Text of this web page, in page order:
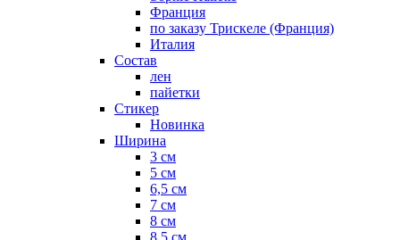
Франция
по заказу Трискеле (Франция)
Италия
Состав
лен
пайетки
Стикер
Новинка
Ширина
3 см
5 см
6,5 см
7 см
8 см
8,5 см